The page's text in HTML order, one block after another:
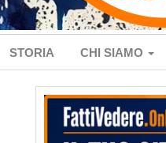
STORIA CHI SIAMO